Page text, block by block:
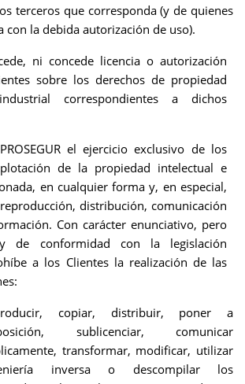
terceros que corresponda (y de quienes
con la debida autorización de uso).
ni concede licencia o autorización
sobre los derechos de propiedad
correspondientes a dichos
el ejercicio exclusivo de los
de la propiedad intelectual e
en cualquier forma y, en especial,
distribución, comunicación
Con carácter enunciativo, pero
de conformidad con la legislación
a los Clientes la realización de las
copiar, distribuir, poner a
sublicenciar, comunicar
transformar, modificar, utilizar
inversa o descompilar los